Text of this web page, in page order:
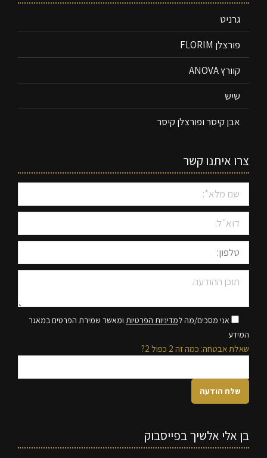
גרניט
פורצלן FLORIM
קוורץ ANOVA
שיש
אבן קיסר ופורצלן קיסר
צרו איתנו קשר
אני מסכים/מה למדיניות הפרטיות ומאשר שמירת הפרטים במאגר
המידע
שאלת אבטחה: כמה זה 2 כפול 2?
בן אלי אלשיך בפייסבוק